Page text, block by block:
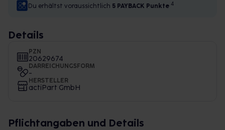
Du erhältst voraussichtlich 5 PAYBACK Punkte 4
Details
PZN
20629674
DARREICHUNGSFORM
-
HERSTELLER
actiPart GmbH
Pflichtangaben und Details